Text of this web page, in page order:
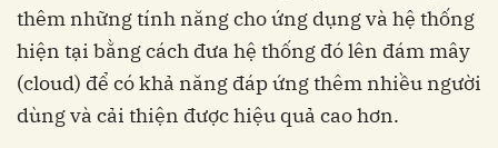
thêm những tính năng cho ứng dụng và hệ thống
hiện tại bằng cách đưa hệ thống đó lên đám mây
(cloud) để có khả năng đáp ứng thêm nhiều người
dùng và cải thiện được hiệu quả cao hơn.